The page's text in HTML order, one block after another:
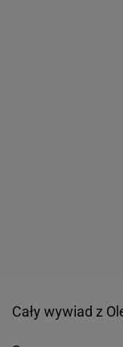
Cały wywiad z